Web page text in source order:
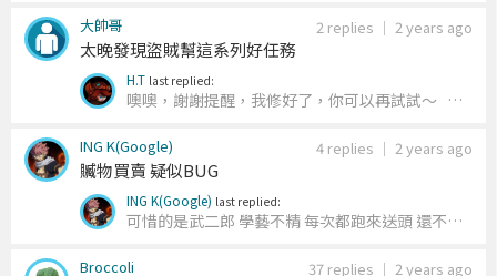
一個關卡內同時塞入「保護要人+暗室+技能配對怪
物+無傷潛行」四種條件的
大帥哥 2 replies ｜ 2 years ago
太晚發現盜賊幫這系列好任務
H.T last replied:
噢噢，謝謝提醒，我修好了，你可以再試試～ 修
ING K(Google) 4 replies ｜ 2 years ago
贓物買賣 疑似BUG
ING K(Google) last replied:
可惜的是武二郎 學藝不精 每次都跑來送頭 還不如
Broccoli 37 replies ｜ 2 years ago